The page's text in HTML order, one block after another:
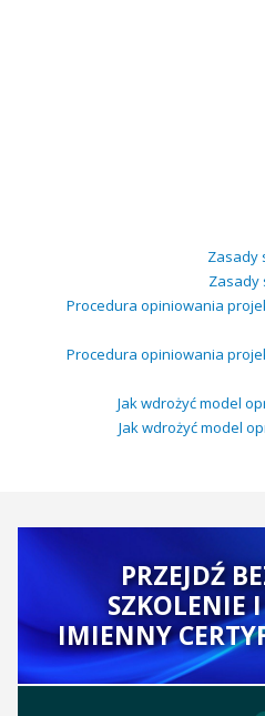
Zasady
Zasady
Procedura opiniowania
Procedura opiniowania
Jak wdrożyć model
Jak wdrożyć model
PRZEJDŹ
SZKOLENIE
IMIENNY